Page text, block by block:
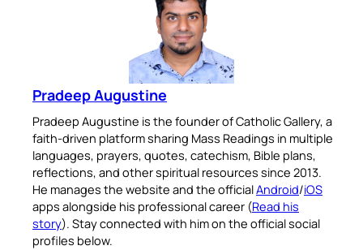
Pradeep Augustine
Pradeep Augustine is the founder of Catholic Gallery, a
faith-driven platform sharing Mass Readings in multiple
languages, prayers, quotes, catechism, Bible plans,
reflections, and other spiritual resources since 2013.
He manages the website and the officialAndroid/iOS
apps alongside his professional career (Read his
story). Stay connected with him on the official social
profiles below.